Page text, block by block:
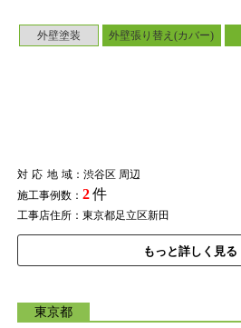
外壁塗装 外壁張り替え(カバー)
対応地域：渋谷区 周辺
施工事例数： 2件
工事店住所：東京都足立区新田
もっと詳しく見る
東京都